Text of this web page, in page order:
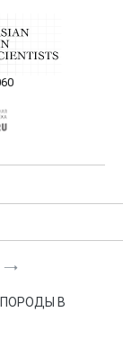
—
в
статей в
В